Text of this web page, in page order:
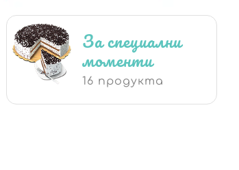
За специални
моменти
16 продукта